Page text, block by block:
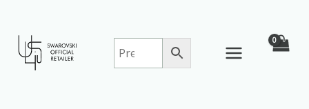
content